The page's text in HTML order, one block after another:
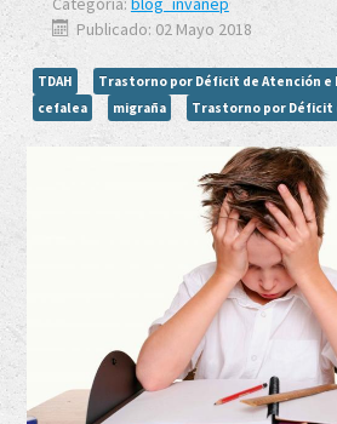
Publicado: 02 Mayo 2018
TDAH
Trastorno por Déficit de Atención e
cefalea
migraña Trastorno por Déficit